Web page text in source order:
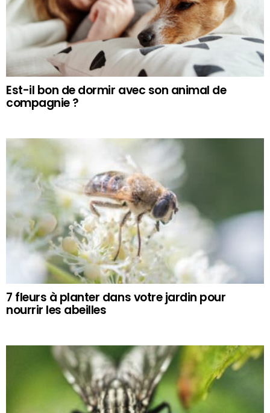
Est-il bon de dormir avec son animal de
compagnie ?
7 fleurs à planter dans votre jardin pour
nourrir les abeilles